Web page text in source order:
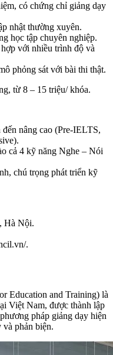
có chứng chỉ giảng dạy
nhật thường xuyên.
học tập chuyên nghiệp.
với nhiều trình độ và
phỏng sát với bài thi thật.
từ 8 – 15 triệu/ khóa.
nâng cao (Pre-IELTS,
cả 4 kỹ năng Nghe – Nói
chú trọng phát triển kỹ
Hà Nội.
.
Education and Training) là
Việt Nam, được thành lập
pháp giảng dạy hiện
phản biện.